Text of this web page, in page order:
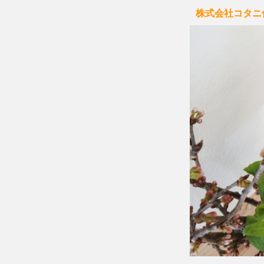
株式会社コタニ